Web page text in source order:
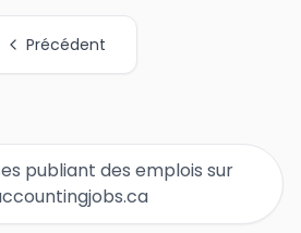
Précédent
publiant des emplois sur